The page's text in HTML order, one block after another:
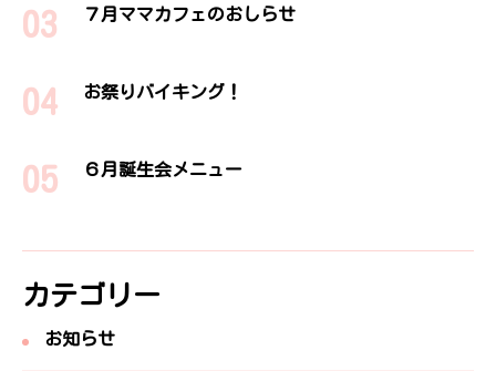
７月ママカフェのおしらせ
お祭りバイキング！
６月誕生会メニュー
カテゴリー
お知らせ